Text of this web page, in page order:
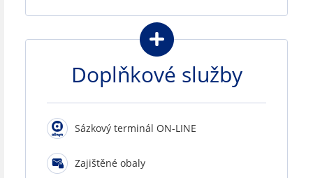
Doplňkové služby
Sázkový terminál ON-LINE
Zajištěné obaly